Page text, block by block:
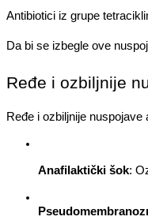
Antibiotici iz grupe
Da bi se izbegle ove
Ređe i ozbiljnije
Ređe i ozbiljnije
Anafilaktički šok: